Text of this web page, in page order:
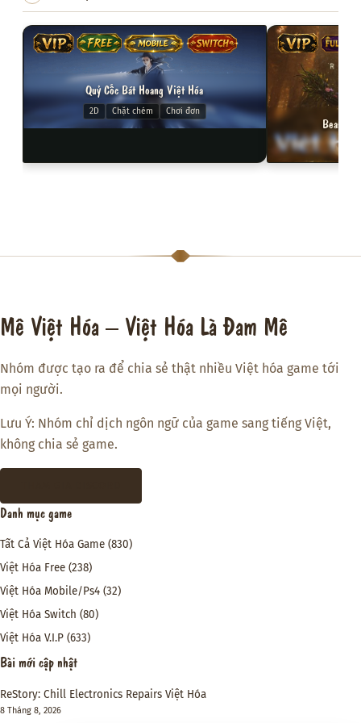
VIP FREE MOBILE SWITCH
Quỷ Cốc Bát Hoang Việt Hóa
2D Chặt chém Chơi đơn
VIP FULL
Beast of
Mê Việt Hóa – Việt Hóa Là Đam Mê
Nhóm được tạo ra để chia sẻ thật nhiều Việt hóa game tới
mọi người.
Lưu Ý: Nhóm chỉ dịch ngôn ngữ của game sang tiếng Việt,
không chia sẻ game.
Danh mục game
Tất Cả Việt Hóa Game (830)
Việt Hóa Free (238)
Việt Hóa Mobile/Ps4 (32)
Việt Hóa Switch (80)
Việt Hóa V.I.P (633)
Bài mới cập nhật
ReStory: Chill Electronics Repairs Việt Hóa
8 Tháng 8, 2026